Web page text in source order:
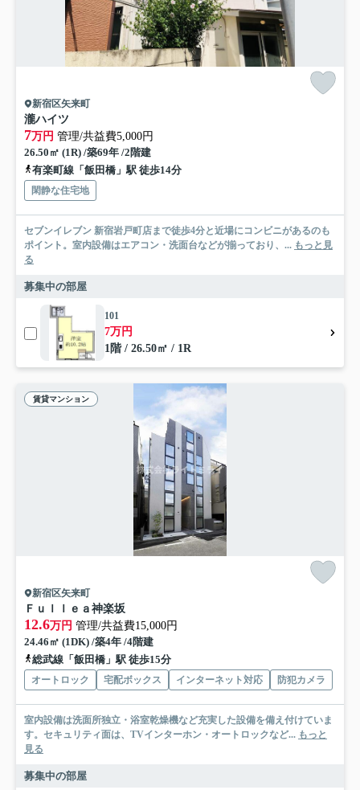
新宿区矢来町
瀧ハイツ
7万円 管理/共益費5,000円
26.50㎡ (1R) /築69年 /2階建
有楽町線「飯田橋」駅 徒歩14分
閑静な住宅地
セブンイレブン 新宿岩戸町店まで徒歩4分と近場にコンビニがあるのも
ポイント。室内設備はエアコン・洗面台などが揃っており、... もっと見
る
募集中の部屋
101
7万円
1階 / 26.50㎡ / 1R
賃貸マンション
新宿区矢来町
Ｆｕｌｌｅａ神楽坂
12.6万円 管理/共益費15,000円
24.46㎡ (1DK) /築4年 /4階建
総武線「飯田橋」駅 徒歩15分
オートロック 宅配ボックス インターネット対応 防犯カメラ
室内設備は洗面所独立・浴室乾燥機など充実した設備を備え付けていま
す。セキュリティ面は、TVインターホン・オートロックなど... もっと
見る
募集中の部屋